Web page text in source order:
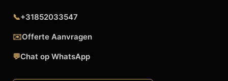
📞+31852033547
✉️Offerte Aanvragen
💬Chat op WhatsApp